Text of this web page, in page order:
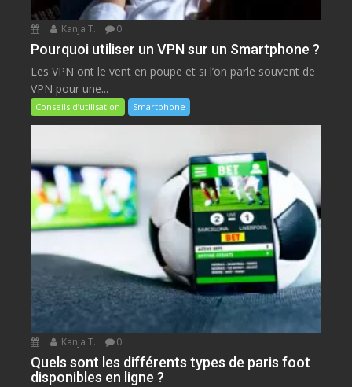
Kanja T. 0
Pourquoi utiliser un VPN sur un Smartphone ?
Les VPN ont le vent en poupe et si l’on parle souvent de
VPN pour une...
Conseils d’utilisation Smartphone
Kanja T. 0
Quels sont les différents types de paris foot
disponibles en ligne ?